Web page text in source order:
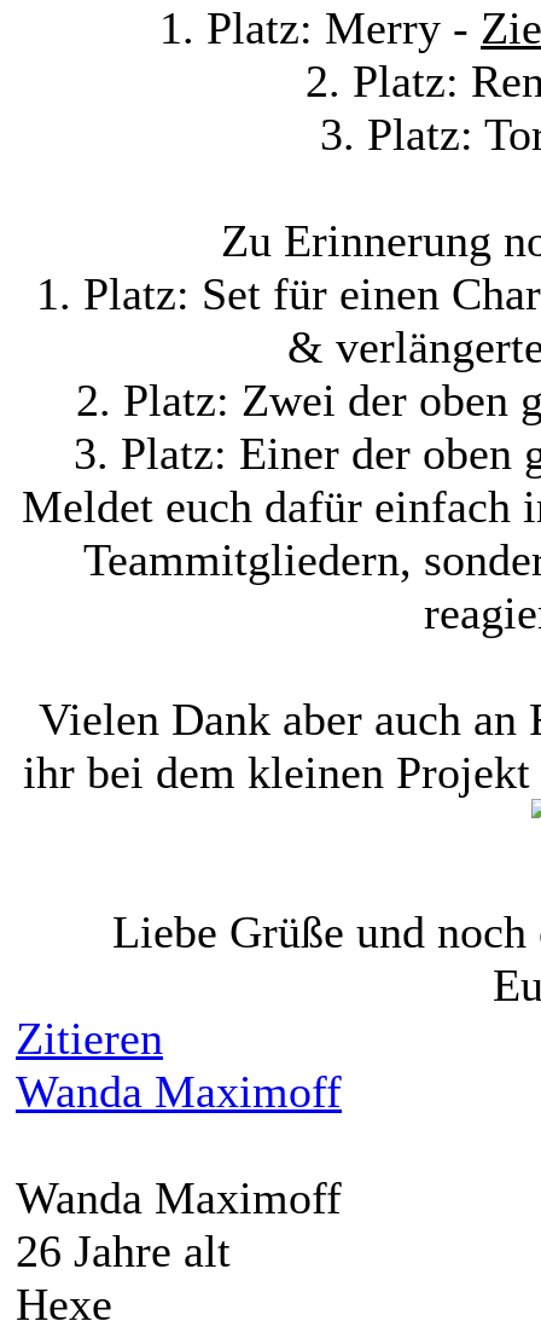
1. Platz: Merry -
2. Platz:
3. Platz:
Zu Erinnerung
1. Platz: Set für einen
&
2. Platz: Zwei der oben
3. Platz: Einer der oben
Meldet euch dafür einfach
Teammitgliedern,
Vielen Dank aber auch
ihr bei dem kleinen
Liebe Grüße und
Zitieren
Wanda Maximoff
Wanda Maximoff
26 Jahre alt
Hexe